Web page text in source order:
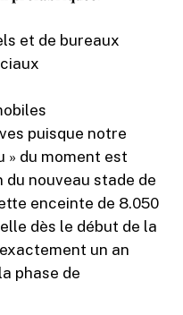
et de bureaux
puisque notre
» du moment est
nouveau stade de
enceinte de 8.050
dès le début de la
un an
phase de